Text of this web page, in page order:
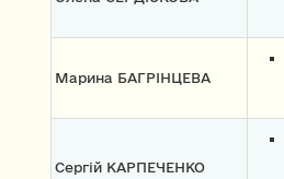
Марина БАГРІНЦЕВА
Сергій КАРПЕЧЕНКО